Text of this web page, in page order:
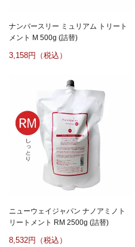
ナンバースリー ミュリアム トリート
メント M 500g (詰替)
3,158
ニューウェイジャパン ナノアミノト
リートメント RM 2500g (詰替)
8,532